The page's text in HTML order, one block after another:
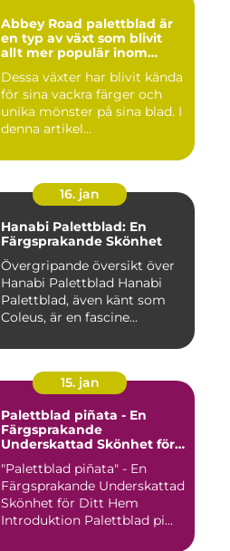
Abbey Road palettblad är
en typ av växt som blivit
allt mer populär inom
Dessa växter har blivit kända
för sina vackra färger och
unika mönster på sina blad. I
denna artikel...
16. jan
Hanabi Palettblad: En
Färgsprakande Skönhet
Övergripande översikt över
Hanabi Palettblad Hanabi
Palettblad, även känt som
Coleus, är en fascine...
15. jan
Palettblad piñata - En
Färgsprakande
Underskattad Skönhet för
"Palettblad piñata" - En
Färgsprakande Underskattad
Skönhet för Ditt Hem
Introduktion Palettblad pi...